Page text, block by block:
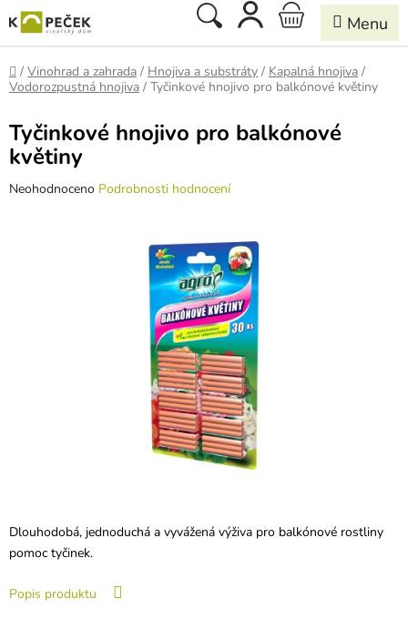
na
obsah
Hledat
NÁKUPNÍ
KOŠÍK
Domů
/ Vinohrad a zahrada / Hnojiva a substráty / Kapalná hnojiva /
Vodorozpustná hnojiva / Tyčinkové hnojivo pro balkónové květiny
Dlouhodobá, jednoduchá a vyvážená výživa pro balkónové rostliny
pomoc tyčinek.
Popis produktu
Tyčinkové hnojivo pro balkónové
květiny
Průměrné
Neohodnoceno Podrobnosti hodnocení